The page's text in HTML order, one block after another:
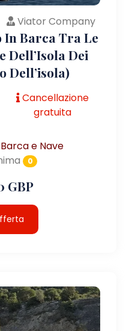
Viator Company
Barca Tra Le
Dell’Isola Dei
Dell’isola)
Cancellazione
gratuita
e Nave
0
GBP